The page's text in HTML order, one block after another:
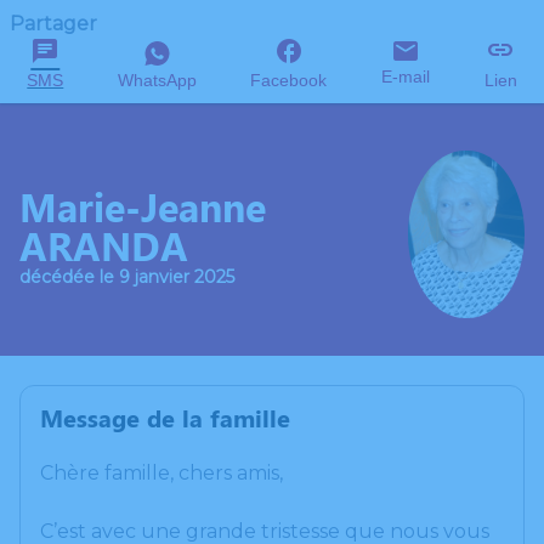
Partager
SMS WhatsApp Facebook E-mail Lien
Marie-Jeanne
ARANDA
décédée le 9 janvier 2025
Message de la famille
Chère famille, chers amis,
C’est avec une grande tristesse que nous vous